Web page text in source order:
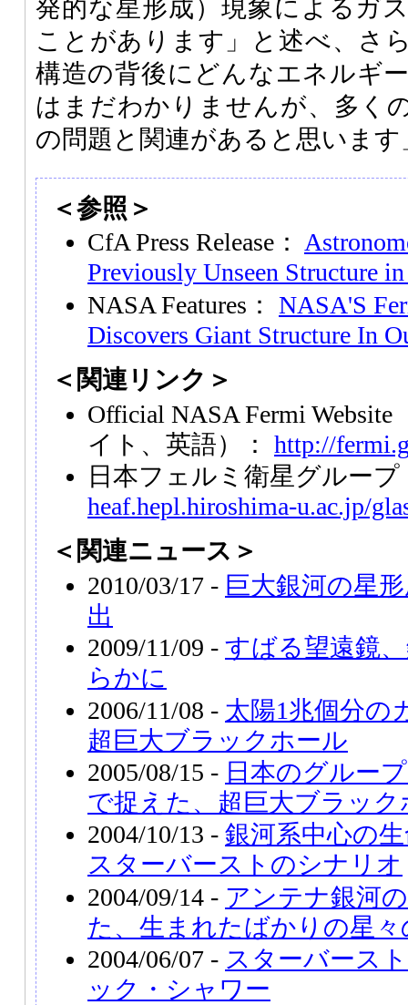
発的な星形成）現象によるガ
ことがあります」と述べ、さ
構造の背後にどんなエネルギ
はまだわかりませんが、多く
の問題と関連があると思いま
＜参照＞
CfA Press Release：
Previously Unseen Structure
NASA Features： NASA'S
Discovers Giant Structure In
＜関連リンク＞
Official NASA Fermi
イト、英語）： http://
日本フェルミ衛星グルー
heaf.hepl.hiroshima-u.ac.jp/
＜関連ニュース＞
2010/03/17 - 巨大銀河の星
出
2009/11/09 - すばる望遠鏡
らかに
2006/11/08 - 太陽1兆個分の
超巨大ブラックホール
2005/08/15 - 日本のグルー
で捉えた、超巨大ブラッ
2004/10/13 - 銀河系中心の
スターバーストのシナリオ
2004/09/14 - アンテナ銀河
た、生まれたばかりの星々
2004/06/07 - スターバース
ック・シャワー